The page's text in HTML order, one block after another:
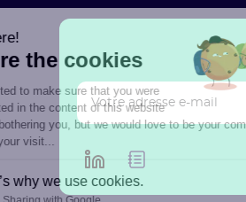
We're the cookies
We waited to make sure that you were
interested in the content of this website
before bothering you, but we would love
during your visit...
Here’s why we use cookies.